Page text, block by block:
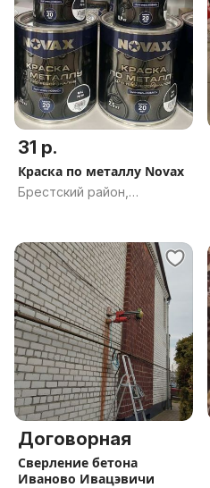
31 р.
Краска по металлу Novax
Брестский район,
Договорная
Сверление бетона
Иваново Ивацэвичи